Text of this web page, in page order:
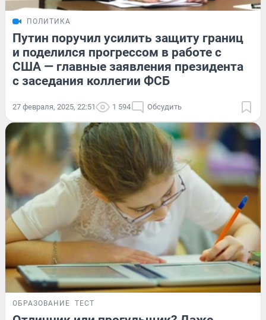
ПОЛИТИКА
Путин поручил усилить защиту границ
и поделился прогрессом в работе с
США — главные заявления президента
с заседания коллегии ФСБ
27 февраля, 2025, 22:51 1 594 Обсудить
ОБРАЗОВАНИЕ ТЕСТ